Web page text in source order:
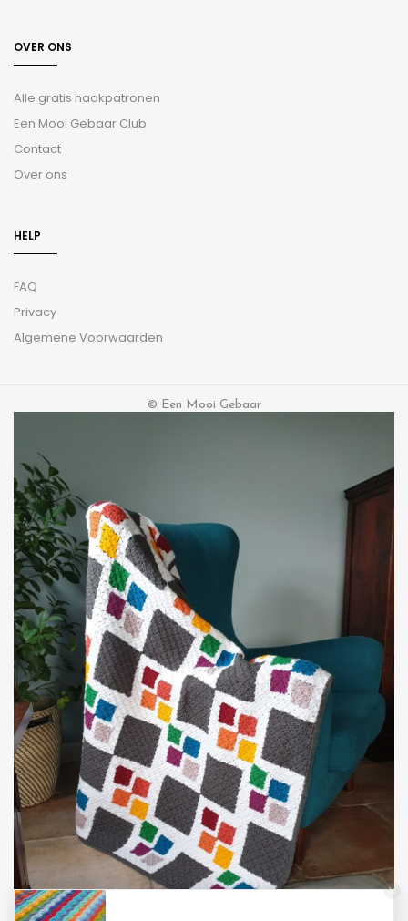
OVER ONS
Alle gratis haakpatronen
Een Mooi Gebaar Club
Contact
Over ons
HELP
FAQ
Privacy
Algemene Voorwaarden
© Een Mooi Gebaar